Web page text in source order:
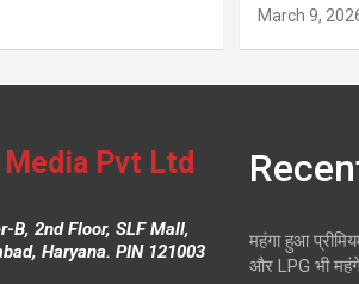
March 9,
Pvt Ltd
B, 2nd Floor, SLF Mall,
Haryana. PIN 121003
महंगा हुआ
और LPG भी